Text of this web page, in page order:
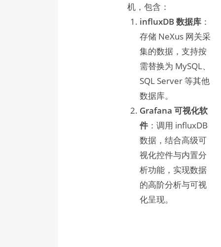
机，包含：
influxDB 数据库 ：
存储 NeXus 网关采
集的数据，支持按
需替换为 MySQL、
SQL Server 等其他
数据库。
Grafana 可视化软
件 ：调用 influxDB
数据，结合高级可
视化控件与内置分
析功能，实现数据
的高阶分析与可视
化呈现。